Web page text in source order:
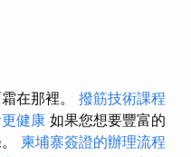
在那裡。 撥筋技術課程
健康 如果您想要豐富的
柬埔寨簽證的辦理流程